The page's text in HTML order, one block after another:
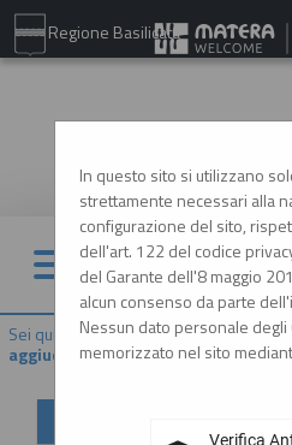
Regione Basilicata
Sei qui: Home»Procedure d'appalto e
aggiudicazione, esiti e affida...
In questo sito si utilizzano
strettamente necessari alla
configurazione del sito,
dell'art. 122 del codice
del Garante dell'8 maggio
alcun consenso da parte
Nessun dato personale
memorizzato nel sito
Verifica